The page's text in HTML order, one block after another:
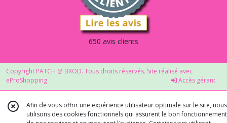
650 avis clients
Copyright PATCH @ BROD. Tous droits réservés. Site réalisé avec
eProShopping
Accès gérant
Afin de vous offrir une expérience utilisateur optimale sur le site, nous
utilisons des cookies fonctionnels qui assurent le bon fonctionnement